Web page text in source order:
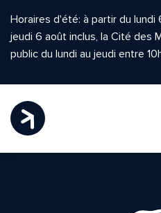
Horaires d'été: à partir du lundi
jeudi 6 août inclus, la Cité des
public du lundi au jeudi entre